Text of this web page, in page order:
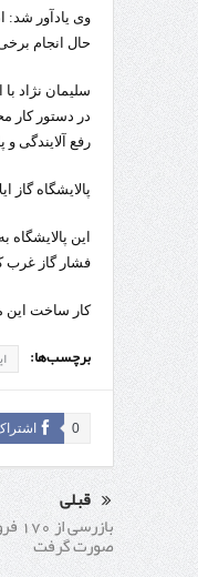
وی یادآور شد:
حال انجام
سلیمان نژاد
در دستور کار
رفع آلایندگی
پالایشگاه گاز ایلام در ۲۵ کیلومتری شمال غرب شهرستان ایلام و ۱۲
این
فشار گاز غرب
کار ساخت این مجتمع صنعتی خرداد سال
برچسب‌ها:
0
قبلی
صورت گرفت